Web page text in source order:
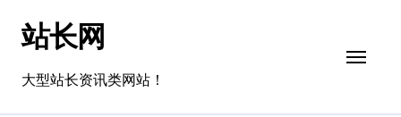
站长网
大型站长资讯类网站！